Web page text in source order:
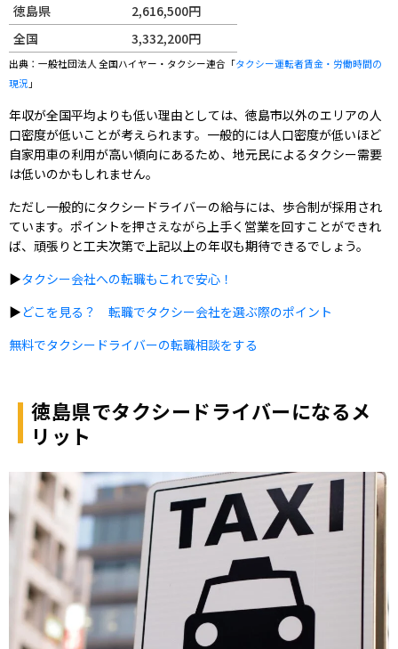
徳島県
2,616,500円
全国
3,332,200円
出典：一般社団法人 全国ハイヤー・タクシー連合「タクシー運転者賃金・労働時間の
現況 」
年収が全国平均よりも低い理由としては、徳島市以外のエリアの人
口密度が低いことが考えられます。一般的には人口密度が低いほど
自家用車の利用が高い傾向にあるため、地元民によるタクシー需要
は低いのかもしれません。
ただし一般的にタクシードライバーの給与には、歩合制が採用され
ています。ポイントを押さえながら上手く営業を回すことができれ
ば、頑張りと工夫次第で上記以上の年収も期待できるでしょう。
▶タクシー会社への転職もこれで安心！
▶どこを見る？ 転職でタクシー会社を選ぶ際のポイント
無料でタクシードライバーの転職相談をする
徳島県でタクシードライバーになるメ
リット